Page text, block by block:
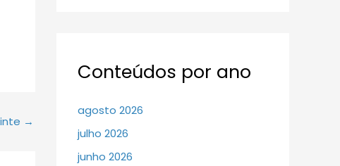
→
Conteúdos por ano
agosto 2026
julho 2026
junho 2026